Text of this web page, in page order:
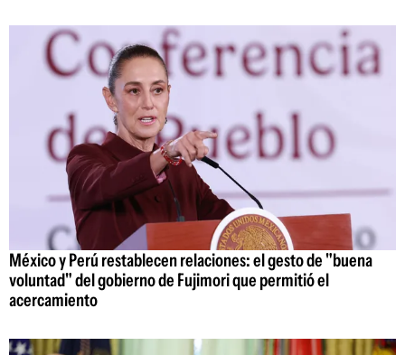
México y Perú restablecen relaciones: el gesto de "buena
voluntad" del gobierno de Fujimori que permitió el
acercamiento